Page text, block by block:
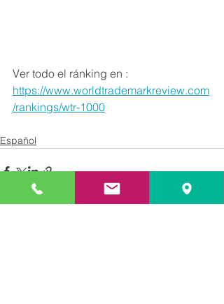
Ver todo el ránking en :
https://www.worldtrademarkreview.com
/rankings/wtr-1000
Español